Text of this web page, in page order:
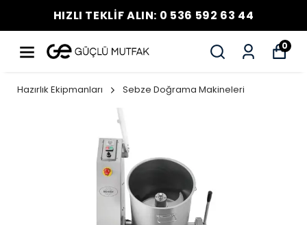
HIZLI TEKLİF ALIN: 0 536 592 63 44
0
Hazırlık Ekipmanları Sebze Doğrama Makineleri